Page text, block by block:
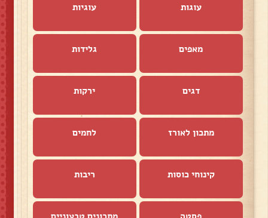
עוגות עוגיות
מאפים גלידות
דגים ירקות
מתכון לאורז לחמים
קינוחי כוסות ריבות